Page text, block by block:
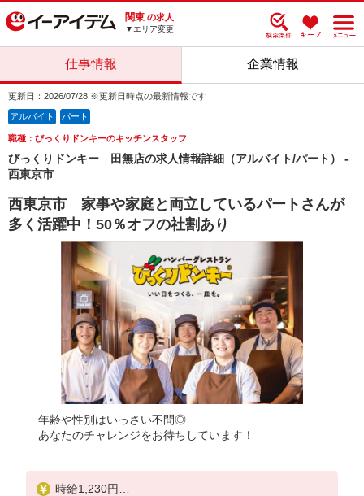
関東 の求人
▼エリア変更
仕事情報 企業情報
更新日：2026/07/28 ※更新日時点の最新情報です
アルバイト パート
職種：びっくりドンキーのキッチンスタッフ
びっくりドンキー 田無店の求人情報詳細（アルバイト/パート） -
西東京市
西東京市 家事や家庭と両立しているパートさんが
多く活躍中！50％オフの社割あり
年齢や性別はいっさい不問◎
あなたのチャレンジをお待ちしています！
時給1,230円